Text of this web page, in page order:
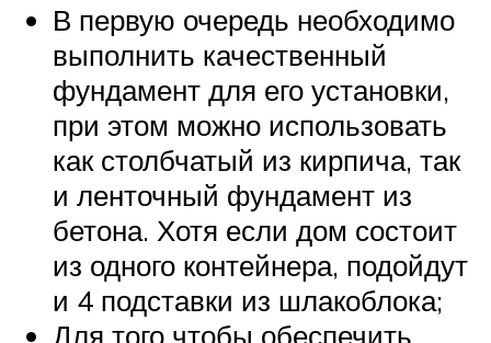
В первую очередь необходимо
выполнить качественный
фундамент для его установки,
при этом можно использовать
как столбчатый из кирпича, так
и ленточный фундамент из
бетона. Хотя если дом состоит
из одного контейнера, подойдут
и 4 подставки из шлакоблока;
Для того чтобы обеспечить